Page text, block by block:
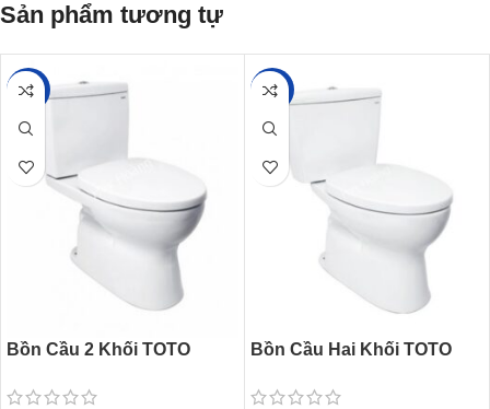
Sản phẩm tương tự
-16%
Bồn Cầu 2 Khối TOTO
TC385VS Thoát Ngang
-13%
Bồn Cầu Hai Khối TOTO